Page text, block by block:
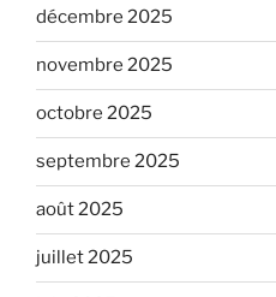
décembre 2025
novembre 2025
octobre 2025
septembre 2025
août 2025
juillet 2025